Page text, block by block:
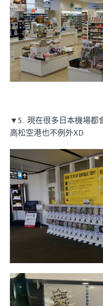
▼5. 現在很多日本機場都
高松空港也不例外XD